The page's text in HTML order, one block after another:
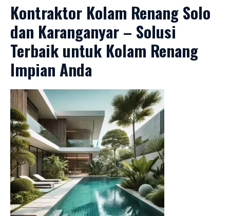
Kontraktor Kolam Renang Solo
dan Karanganyar – Solusi
Terbaik untuk Kolam Renang
Impian Anda